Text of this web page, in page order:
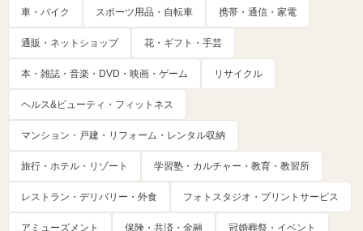
車・バイク スポーツ用品・自転車 携帯・通信・家電
通販・ネットショップ 花・ギフト・手芸
本・雑誌・音楽・DVD・映画・ゲーム リサイクル
ヘルス&ビューティ・フィットネス
マンション・戸建・リフォーム・レンタル収納
旅行・ホテル・リゾート 学習塾・カルチャー・教育・教習所
レストラン・デリバリー・外食 フォトスタジオ・プリントサービス
アミューズメント 保険・共済・金融 冠婚葬祭・イベント